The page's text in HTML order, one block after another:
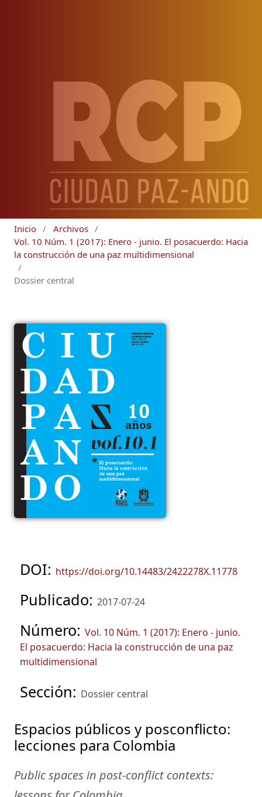
Inicio / Archivos /
Vol. 10 Núm. 1 (2017): Enero - junio. El posacuerdo: Hacia
la construcción de una paz multidimensional
/
Dossier central
DOI: https://doi.org/10.14483/2422278X.11778
Publicado: 2017-07-24
Número: Vol. 10 Núm. 1 (2017): Enero - junio.
El posacuerdo: Hacia la construcción de una paz
multidimensional
Sección: Dossier central
Espacios públicos y posconflicto:
lecciones para Colombia
Public spaces in post-conflict contexts: